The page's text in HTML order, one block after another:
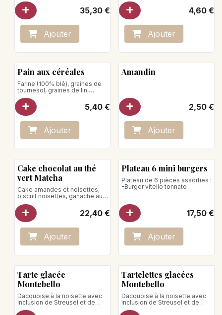
assortiment de glaces et
sorbets
Taille unique 5 personnes
Poids net : 550g
35,30€
Ajouter
4,60€
Ajouter
Pain aux céréales
Farine (100% blé), graines de
tournesol, graines de lin,
graines de tournesol, sésame
Poids net : 550g
5,40€
Ajouter
Amandin
2,50€
Ajouter
Cake chocolat au thé
vert Matcha
Cake amandes et noisettes,
biscuit noisettes, ganache au
thé Matcha
pour 5-6 personnes
22,40€
Ajouter
A chauffer
Plateau 6 mini burgers
Plateau de 6 pièces assorties :
-Burger vitello tonnato
-Burger de bœuf
17,50€
Ajouter
Tarte glacée
Montebello
Dacquoise à la noisette avec
inclusion de Streusel et de
noisettes, glace vanille, sorbet
Tartelettes glacées
Montebello
Dacquoise à la noisette avec
inclusion de Streusel et de
noisettes, glace vanille, sorbet